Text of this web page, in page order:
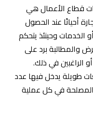
قطاع الأعمال هي
أحيانًا عند الحصول
وحينئذ يتحكم
والمطالبة برد على
الراغبين في ذلك.
طويلة يدخل فيها عدد
في كل عملية